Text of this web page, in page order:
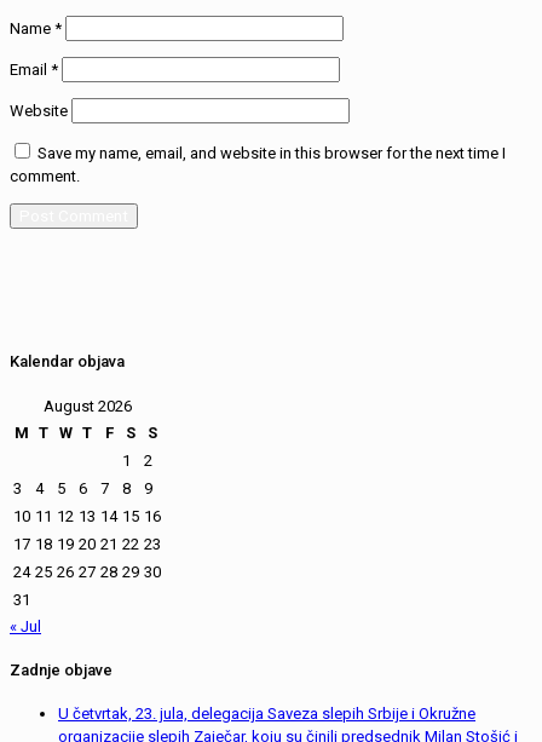
Name *
Email *
Website
Save my name, email, and website in this browser for the next time I
comment.
Kalendar objava
August 2026
M T W T F S
S
1
2
3
4 5 6 7 8
9
10 11 12 13 14 15 16
17 18 19 20 21 22 23
24 25 26 27 28 29 30
31
« Jul
Zadnje objave
U četvrtak, 23. jula, delegacija Saveza slepih Srbije i Okružne
organizacije slepih Zaječar, koju su činili predsednik Milan Stošić i